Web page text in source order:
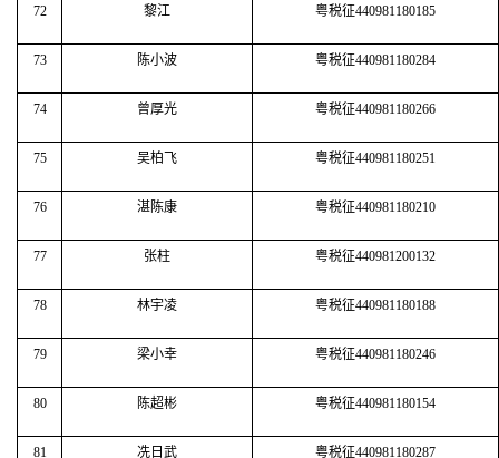
72 黎江 粤税征440981180185
73 陈小波 粤税征440981180284
74 曾厚光 粤税征440981180266
75 吴柏飞 粤税征440981180251
76 湛陈康 粤税征440981180210
77 张柱 粤税征440981200132
78 林宇凌 粤税征440981180188
79 梁小幸 粤税征440981180246
80 陈超彬 粤税征440981180154
81 冼日武 粤税征440981180287